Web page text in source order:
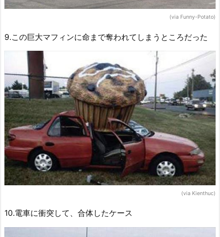
(via Funny-Potato)
9.この巨大マフィンに命まで奪われてしまうところだった
(via Kienthuc)
10.電車に衝突して、合体したケース